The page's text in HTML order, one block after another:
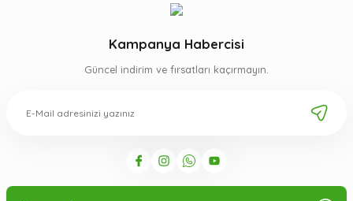
Kampanya Habercisi
Güncel indirim ve fırsatları kaçırmayın.